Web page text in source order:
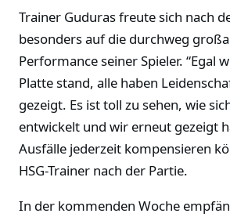
Trainer Guduras freute sich nach
besonders auf die durchweg
Performance seiner Spieler. “Egal
Platte stand, alle haben
gezeigt. Es ist toll zu sehen, wie
entwickelt und wir erneut gezeigt
Ausfälle jederzeit kompensieren
HSG-Trainer nach der Partie.
In der kommenden Woche